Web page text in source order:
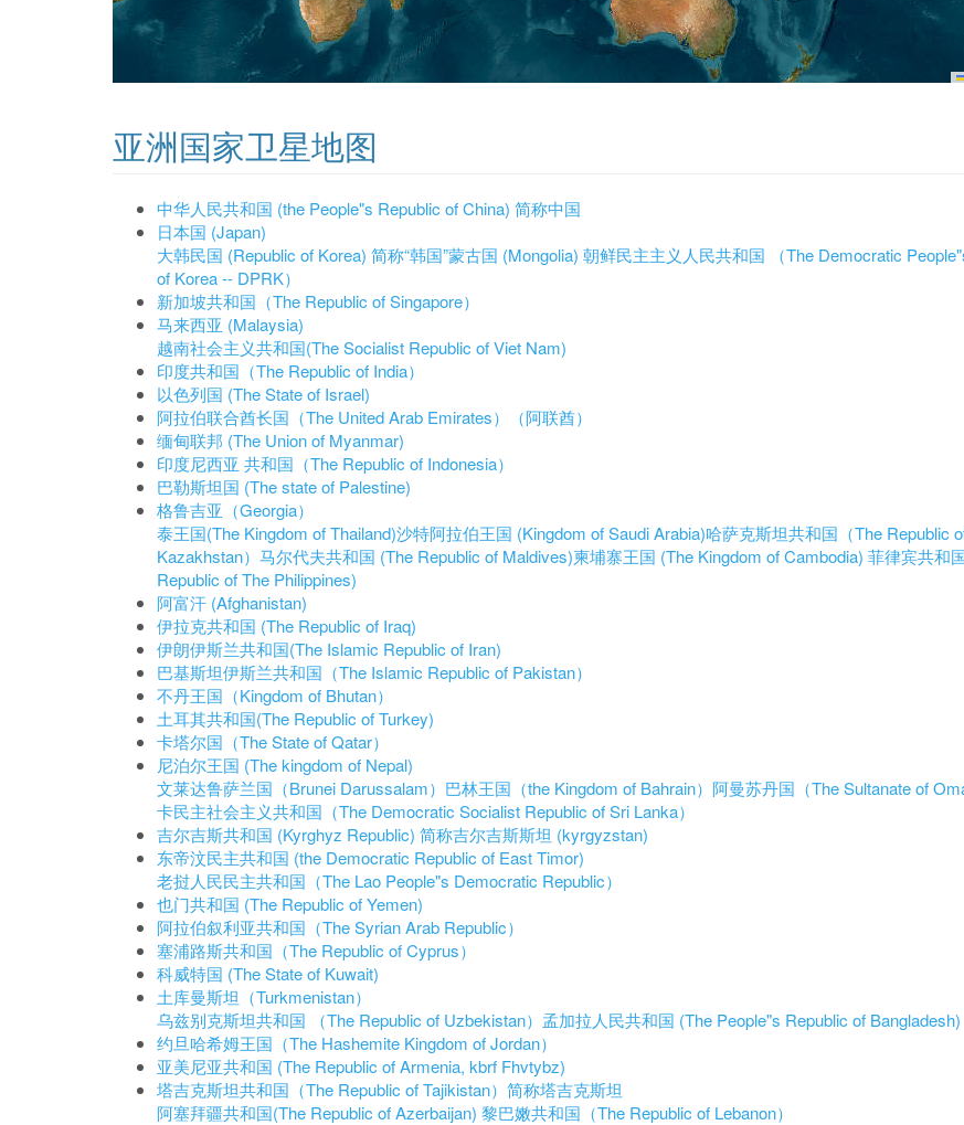
亚洲国家卫星地图
中华人民共和国 (the People"s Republic of China) 简称中国
日本国 (Japan)
大韩民国 (Republic of Korea) 简称“韩国”蒙古国 (Mongolia) 朝鲜民主主义人民共和国 （The Democratic
of Korea -- DPRK）
新加坡共和国（The Republic of Singapore）
马来西亚 (Malaysia)
越南社会主义共和国(The Socialist Republic of Viet Nam)
印度共和国（The Republic of India）
以色列国 (The State of Israel)
阿拉伯联合酋长国（The United Arab Emirates）（阿联酋）
缅甸联邦 (The Union of Myanmar)
印度尼西亚 共和国（The Republic of Indonesia）
巴勒斯坦国 (The state of Palestine)
格鲁吉亚（Georgia）
泰王国(The Kingdom of Thailand)沙特阿拉伯王国 (Kingdom of Saudi Arabia)哈萨克斯坦共和国（The Republic
Kazakhstan） 马尔代夫共和国 (The Republic of Maldives)柬埔寨王国 (The Kingdom of Cambodia) 菲律宾共和
Republic of The Philippines)
阿富汗 (Afghanistan)
伊拉克共和国 (The Republic of Iraq)
伊朗伊斯兰共和国(The Islamic Republic of Iran)
巴基斯坦伊斯兰共和国（The Islamic Republic of Pakistan）
不丹王国（Kingdom of Bhutan）
土耳其共和国(The Republic of Turkey)
卡塔尔国（The State of Qatar）
尼泊尔王国 (The kingdom of Nepal)
文莱达鲁萨兰国（Brunei Darussalam） 巴林王国（the Kingdom of Bahrain） 阿曼苏丹国（The Sultanate of
卡民主社会主义共和国（The Democratic Socialist Republic of Sri Lanka）
吉尔吉斯共和国 (Kyrghyz Republic) 简称吉尔吉斯斯坦 (kyrgyzstan)
东帝汶民主共和国 (the Democratic Republic of East Timor)
老挝人民民主共和国（The Lao People"s Democratic Republic）
也门共和国 (The Republic of Yemen)
阿拉伯叙利亚共和国（The Syrian Arab Republic）
塞浦路斯共和国（The Republic of Cyprus）
科威特国 (The State of Kuwait)
土库曼斯坦（Turkmenistan）
乌兹别克斯坦共和国 （The Republic of Uzbekistan） 孟加拉人民共和国 (The People"s Republic of Bangladesh)
约旦哈希姆王国（The Hashemite Kingdom of Jordan）
亚美尼亚共和国 (The Republic of Armenia, kbrf Fhvtybz)
塔吉克斯坦共和国（The Republic of Tajikistan）简称塔吉克斯坦
阿塞拜疆共和国(The Republic of Azerbaijan) 黎巴嫩共和国（The Republic of Lebanon）